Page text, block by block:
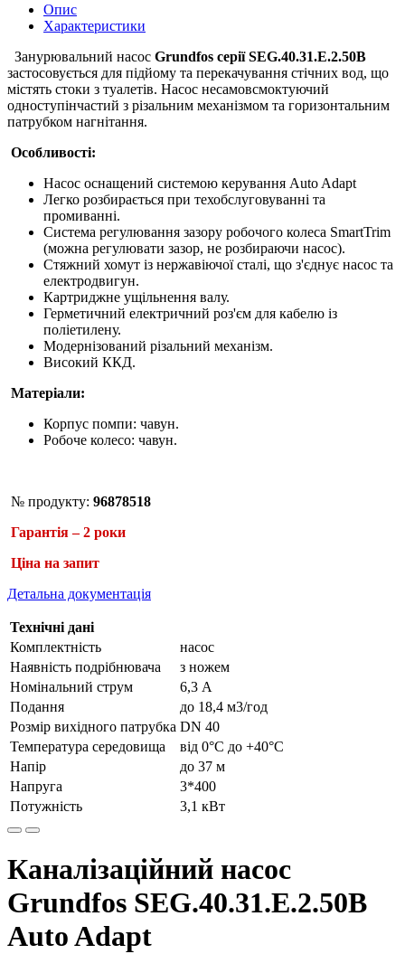
Опис
Характеристики
Занурювальний насос Grundfos серії SEG.40.31.E.2.50B
застосовується для підйому та перекачування стічних вод, що
містять стоки з туалетів. Насос несамовсмоктуючий
одноступінчастий з різальним механізмом та горизонтальним
патрубком нагнітання.
Особливості:
Насос оснащений системою керування Auto Adapt
Легко розбирається при техобслуговуванні та
промиванні.
Система регулювання зазору робочого колеса SmartTrim
(можна регулювати зазор, не розбираючи насос).
Стяжний хомут із нержавіючої сталі, що з'єднує насос та
електродвигун.
Картриджне ущільнення валу.
Герметичний електричний роз'єм для кабелю із
поліетилену.
Модернізований різальний механізм.
Високий ККД.
Матеріали:
Корпус помпи: чавун.
Робоче колесо: чавун.
№ продукту: 96878518
Гарантія – 2 роки
Ціна на запит
Детальна документація
Технічні дані
Комплектність
насос
Наявність подрібнювача
з ножем
Номінальний струм
6,3 А
Подання
до 18,4 м3/год
Розмір вихідного патрубка DN 40
Температура середовища
від 0°С до +40°С
Напір
до 37 м
Напруга
3*400
Потужність
3,1 кВт
Каналізаційний насос
Grundfos SEG.40.31.E.2.50B
Auto Adapt